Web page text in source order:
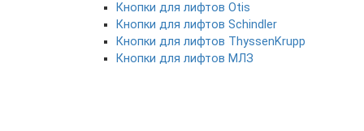
Кнопки для лифтов Otis
Кнопки для лифтов Schindler
Кнопки для лифтов ThyssenKrupp
Кнопки для лифтов МЛЗ